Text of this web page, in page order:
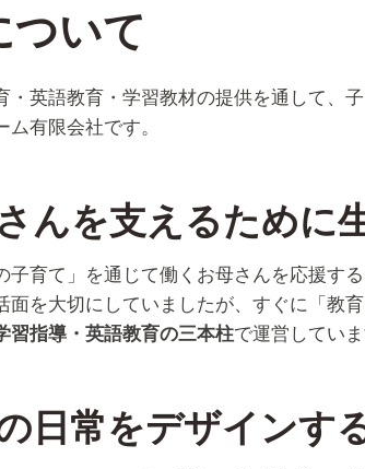
ついて
・英語教育・学習教材の提供を通して、
有限会社です。
んを支えるために
子育て」を通じて働くお母さんを応援す
面を大切にしていましたが、すぐに「教
習指導・英語教育の三本柱で運営していま
日常をデザインす